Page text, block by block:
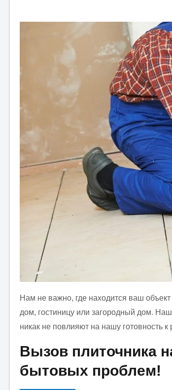
Нам не важно, где находится ваш
дом, гостиницу или загородный дом.
никак не повлияют на нашу готовность к
Вызов плиточника
бытовых проблем!